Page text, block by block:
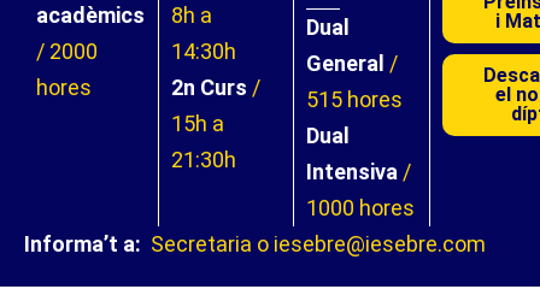
acadèmics
/ 2000
hores
8h a
14:30h
2n Curs /
15h a
21:30h
Dual
General /
515 hores
Dual
Intensiva/
1000 hores
i
el
Informa’t a: Secretaria o iesebre@iesebre.com